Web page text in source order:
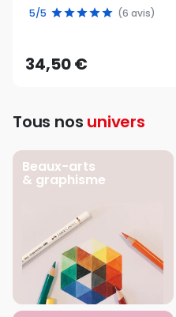
5/5 (6 avis)
34,50 €
Tous nos univers
Beaux-arts
& graphisme